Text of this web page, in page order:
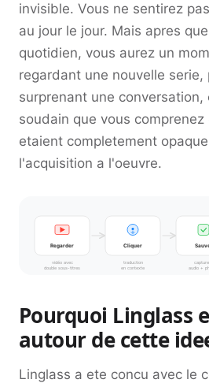
invisible. Vous ne sentirez
au jour le jour. Mais apres
quotidien, vous aurez un
regardant une nouvelle
surprenant une conversation,
soudain que vous
etaient completement
l'acquisition a l'oeuvre.
Regarder Cliquer
vidéo avec
double sous-titres
traduction
en contexte
audio +
Pourquoi Linglass
autour de cette
Linglass a ete concu avec le